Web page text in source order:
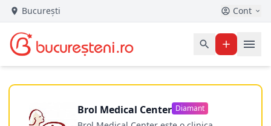
București Cont
Brol Medical Center Diamant